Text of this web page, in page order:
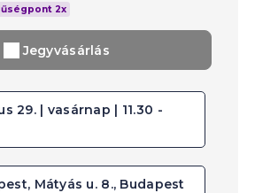
2x
Jegyvásárlás
29. | vasárnap | 11.30 -
Mátyás u. 8., Budapest